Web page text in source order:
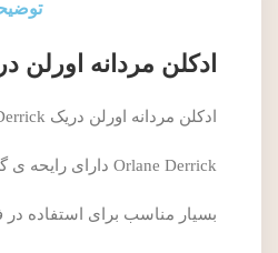
ادکلن مردانه اورلن
ادکلن مردانه اورلن دریک Orlane Derrick در حجم 100 میل محصول کشور فرانسه می باشد.
Orlane Derrick دارای رایحه ی گرم با طبع تند ،جزو گروه بویایی چوبی تند قرار دارد.
بسیار مناسب برای استفاده